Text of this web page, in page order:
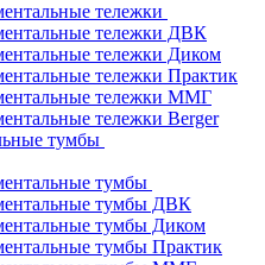
тележки
тележки ДВК
тележки Диком
тележки Практик
тележки ММГ
тележки Berger
тумбы
тумбы
тумбы ДВК
тумбы Диком
тумбы Практик